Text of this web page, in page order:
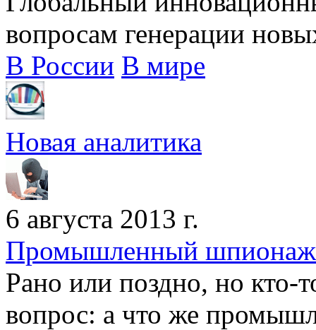
вопросам генерации
В России В мире
Новая аналитика
6 августа 2013 г.
Промышленный
Рано или поздно, но кто-
вопрос: а что же